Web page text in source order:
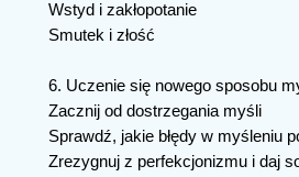
Wstyd i zakłopotanie
Smutek i złość
6. Uczenie się nowego sposobu
Zacznij od dostrzegania myśli
Sprawdź, jakie błędy w myśleniu
Zrezygnuj z perfekcjonizmu i daj